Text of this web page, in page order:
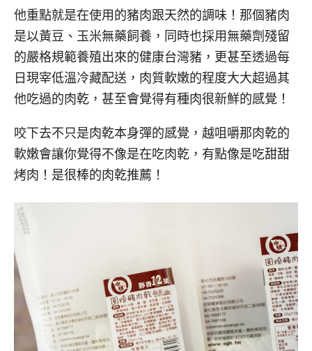
他重點就是在使用的豬肉跟天然的調味！那個豬肉
是以黃豆、玉米無藥飼養，同時也採用無藥劑殘留
的嚴格規範養殖出來的健康台灣豬，更甚至透過每
日現宰低溫冷藏配送，肉質軟嫩的程度大大超過其
他吃過的肉乾，甚至會覺得有種肉很新鮮的感覺！
咬下去不只是肉乾本身彈的感覺，越咀嚼那肉乾的
軟嫩會讓你覺得不像是在吃肉乾，有點像是吃甜甜
烤肉！是很棒的肉乾推薦！